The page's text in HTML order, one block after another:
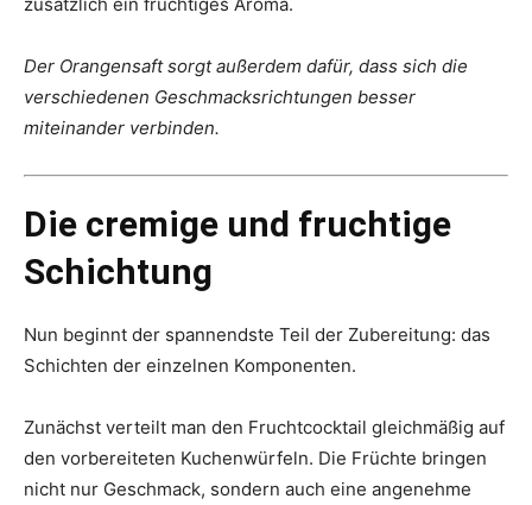
Der Orangensaft sorgt außerdem dafür, dass sich die
verschiedenen Geschmacksrichtungen besser
miteinander verbinden.
Die cremige und fruchtige
Schichtung
Nun beginnt der spannendste Teil der Zubereitung: das
Schichten der einzelnen Komponenten.
Zunächst verteilt man den Fruchtcocktail gleichmäßig auf
den vorbereiteten Kuchenwürfeln. Die Früchte bringen
nicht nur Geschmack, sondern auch eine angenehme